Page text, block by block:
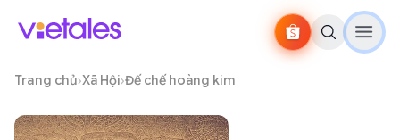
Trang chủ›Xã Hội›Đế chế hoàng kim